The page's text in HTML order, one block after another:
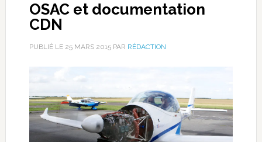
OSAC et documentation
CDN
PUBLIÉ LE 25 MARS 2015PAR RÉDACTION